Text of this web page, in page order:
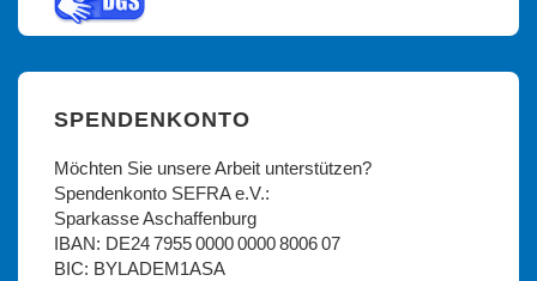
SPENDENKONTO
Möchten Sie unsere Arbeit unterstützen?
Spendenkonto SEFRA e.V.:
Sparkasse Aschaffenburg
IBAN: DE24 7955 0000 0000 8006 07
BIC: BYLADEM1ASA